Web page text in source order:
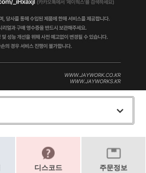
디스코드 주문정보